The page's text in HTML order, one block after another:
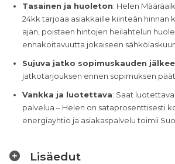
Tasainen ja huoleton: Helen
24kk tarjoaa asiakkaille kiinteän hinnan
ajan, poistaen hintojen heilahtelun
ennakoitavuutta jokaiseen
Sujuva jatko sopimuskauden
jatkotarjouksen ennen sopimuksen
Vankka ja luotettava: Saat
palvelua – Helen on sataprosenttisesti
energiayhtiö ja asiakaspalvelu toimii
Lisäedut